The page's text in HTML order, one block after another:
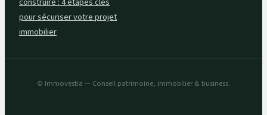
pour sécuriser votre projet
immobilier
© Immovestia — Conseil patrimoine, immobilier & business.